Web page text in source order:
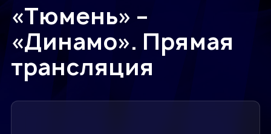
«Тюмень» –
«Динамо». Прямая
трансляция